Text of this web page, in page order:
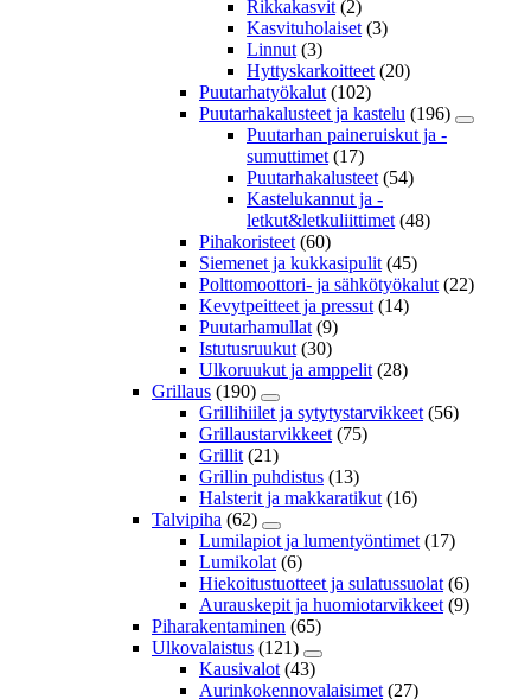
Rikkakasvit (2)
Kasvituholaiset (3)
Linnut (3)
Hyttyskarkoitteet (20)
Puutarhatyökalut (102)
Puutarhakalusteet ja kastelu (196)
Puutarhan paineruiskut ja -
sumuttimet (17)
Puutarhakalusteet (54)
Kastelukannut ja -
letkut&letkuliittimet (48)
Pihakoristeet (60)
Siemenet ja kukkasipulit (45)
Polttomoottori- ja sähkötyökalut (22)
Kevytpeitteet ja pressut (14)
Puutarhamullat (9)
Istutusruukut (30)
Ulkoruukut ja amppelit (28)
Grillaus (190)
Grillihiilet ja sytytystarvikkeet (56)
Grillaustarvikkeet (75)
Grillit (21)
Grillin puhdistus (13)
Halsterit ja makkaratikut (16)
Talvipiha (62)
Lumilapiot ja lumentyöntimet (17)
Lumikolat (6)
Hiekoitustuotteet ja sulatussuolat (6)
Aurauskepit ja huomiotarvikkeet (9)
Piharakentaminen (65)
Ulkovalaistus (121)
Kausivalot (43)
Aurinkokennovalaisimet (27)